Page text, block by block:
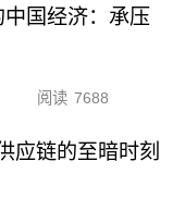
国经济：承压
阅读 7688
应链的至暗时刻